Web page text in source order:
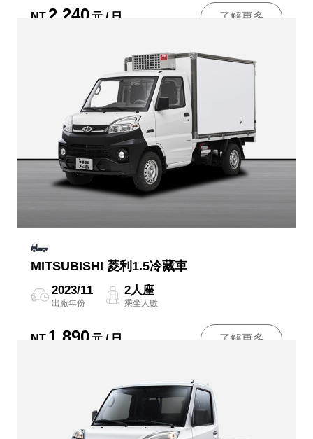
NT 2,240 元 / 日 了解更多
MITSUBISHI 菱利1.5冷藏車
2023/11
出廠年份
2人座
乘坐人數
NT 1,890 元 / 日 了解更多